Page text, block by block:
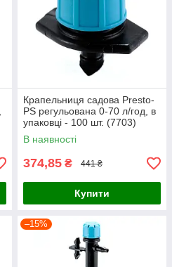
Крапельниця садова Presto-
PS регульована 0-70 л/год, в
упаковці - 100 шт. (7703)
В наявності
374,85 ₴ 441 ₴
Купити
–15%